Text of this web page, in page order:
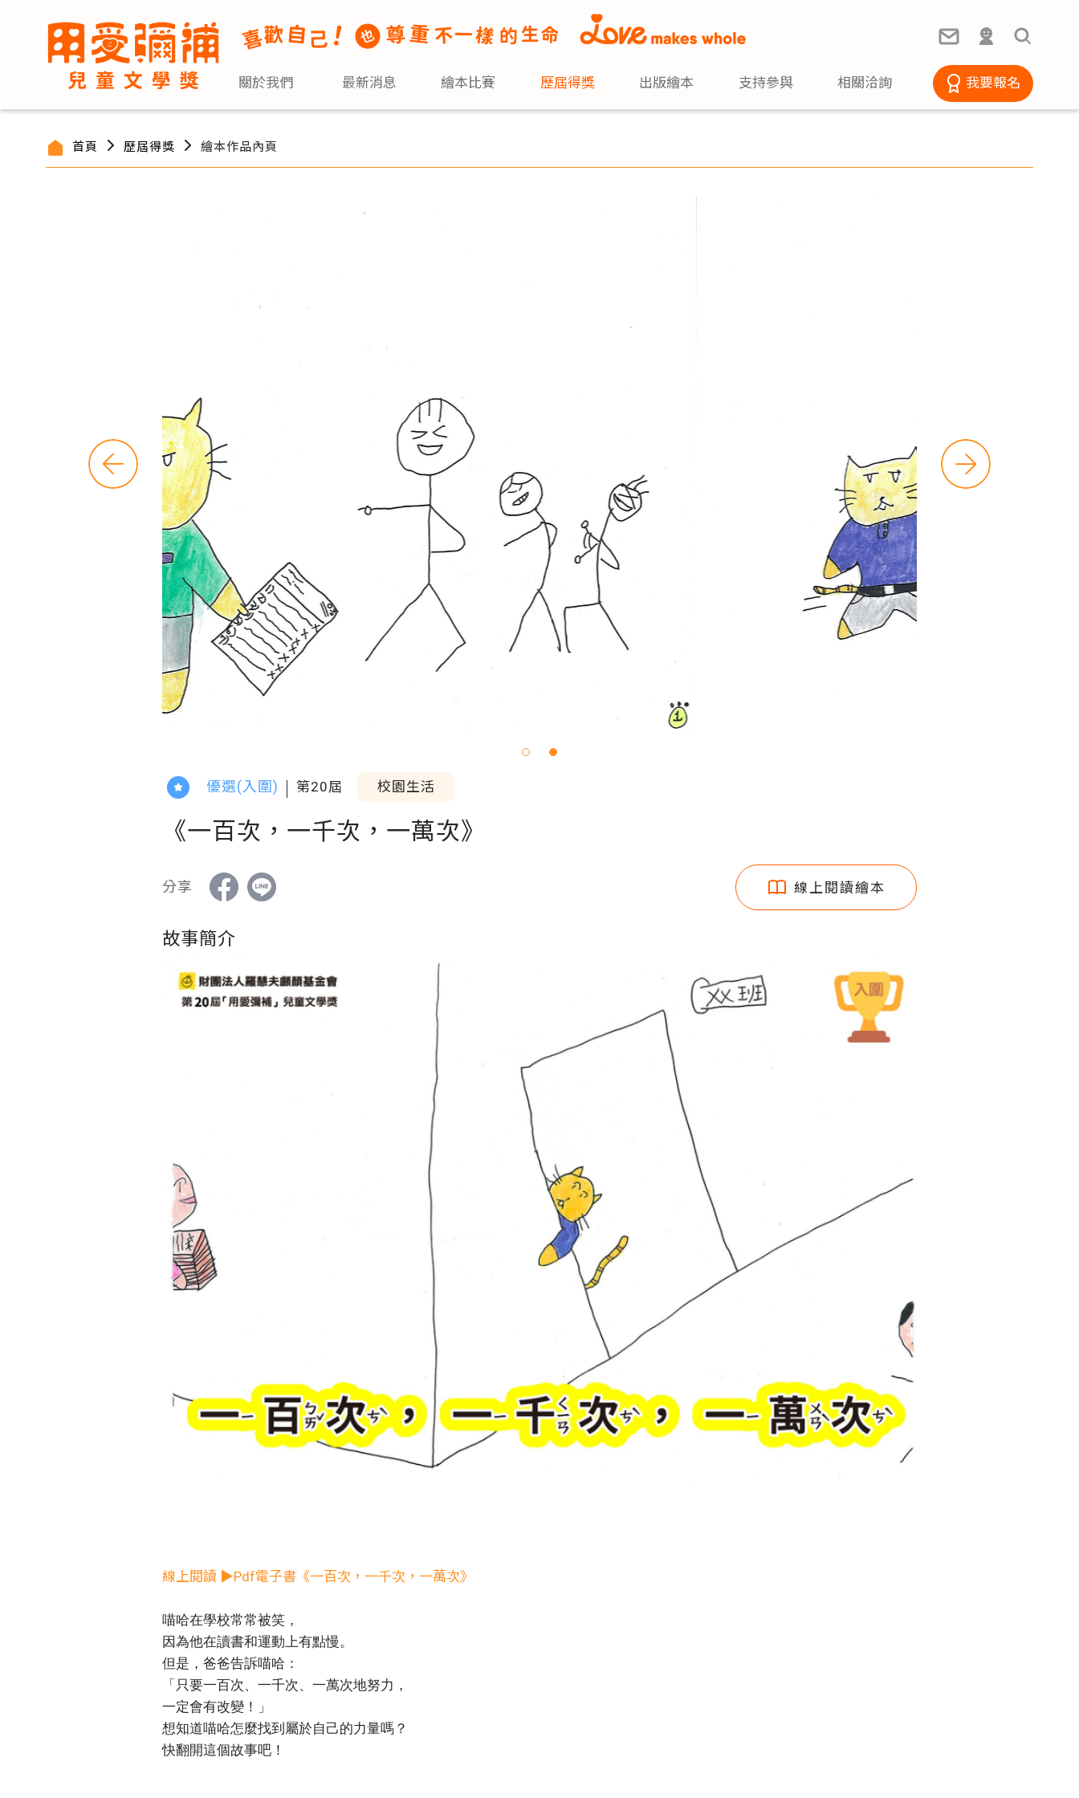
關於我們 最新消息 繪本比賽 歷屆得獎 出版繪本 支持參與 相關洽詢 我要報名
首頁 歷屆得獎 繪本作品內頁
優選(入圍) 第20屆 校園生活
《一百次，一千次，一萬次》
分享 線上閱讀繪本
故事簡介
線上閱讀 ▶Pdf電子書《一百次，一千次，一萬次》
喵哈在學校常常被笑，
因為他在讀書和運動上有點慢。
但是，爸爸告訴喵哈：
「只要一百次、一千次、一萬次地努力，
一定會有改變！」
想知道喵哈怎麼找到屬於自己的力量嗎？
快翻開這個故事吧！